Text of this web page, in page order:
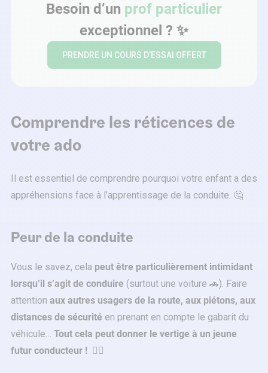
Besoin d’un prof particulier
exceptionnel ? ✨
PRENDRE UN COURS D’ESSAI OFFERT
Comprendre les réticences de
votre ado
Il est essentiel de comprendre pourquoi votre enfant a des
appréhensions face à l’apprentissage de la conduite. 🤔
Peur de la conduite
Vous le savez, cela peut être particulièrement intimidant
lorsqu’il s’agit de conduire (surtout une voiture 🚗). Faire
attention aux autres usagers de la route, aux piétons, aux
distances de sécurité en prenant en compte le gabarit du
véhicule… Tout cela peut donner le vertige à un jeune
futur conducteur ! 😵‍💫